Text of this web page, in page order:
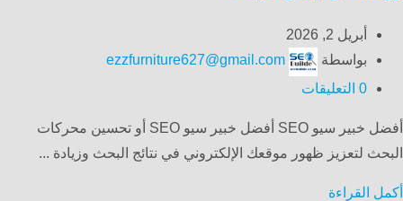
أبريل 2, 2026
بواسطة
ezzfurniture627@gmail.com
0 التعليقات
أفضل خبير سيو SEO أفضل خبير سيو SEO أو تحسين محركات
البحث لتعزيز ظهور موقعك الإلكتروني في نتائج البحث وزيادة ...
أكمل القراءة